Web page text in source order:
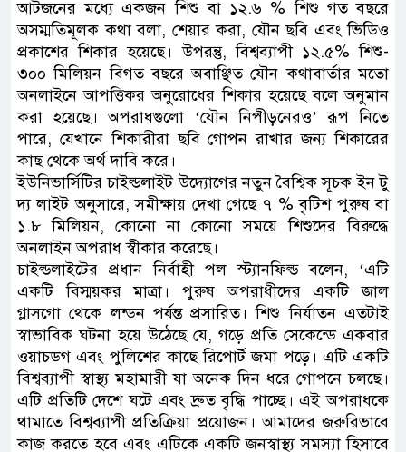
আটজনের মধ্যে একজন শিশু বা ১২.৬ % শিশু গত বছরে
অসম্মতিমূলক কথা বলা, শেয়ার করা, যৌন ছবি এবং ভিডিও
প্রকাশের শিকার হয়েছে। উপরন্তু, বিশ্বব্যাপী ১২.৫% শিশু-
৩০০ মিলিয়ন বিগত বছরে অবাঞ্ছিত যৌন কথাবার্তার মতো
অনলাইনে আপত্তিকর অনুরোধের শিকার হয়েছে বলে অনুমান
করা হয়েছে। অপরাধগুলো ‘যৌন নিপীড়নেরও’ রূপ নিতে
পারে, যেখানে শিকারীরা ছবি গোপন রাখার জন্য শিকারের
কাছ থেকে অর্থ দাবি করে।
ইউনিভার্সিটির চাইল্ডলাইট উদ্যোগের নতুন বৈশ্বিক সূচক ইন টু
দ্য লাইট অনুসারে, সমীক্ষায় দেখা গেছে ৭ % বৃটিশ পুরুষ বা
১.৮ মিলিয়ন, কোনো না কোনো সময়ে শিশুদের বিরুদ্ধে
অনলাইন অপরাধ স্বীকার করেছে।
চাইল্ডলাইটের প্রধান নির্বাহী পল স্ট্যানফিল্ড বলেন, ‘এটি
একটি বিস্ময়কর মাত্রা। পুরুষ অপরাধীদের একটি জাল
গ্লাসগো থেকে লন্ডন পর্যন্ত প্রসারিত। শিশু নির্যাতন এতটাই
স্বাভাবিক ঘটনা হয়ে উঠেছে যে, গড়ে প্রতি সেকেন্ডে একবার
ওয়াচডগ এবং পুলিশের কাছে রিপোর্ট জমা পড়ে। এটি একটি
বিশ্বব্যাপী স্বাস্থ্য মহামারী যা অনেক দিন ধরে গোপনে চলছে।
এটি প্রতিটি দেশে ঘটে এবং দ্রুত বৃদ্ধি পাচ্ছে। এই অপরাধকে
থামাতে বিশ্বব্যাপী প্রতিক্রিয়া প্রয়োজন। আমাদের জরুরিভাবে
কাজ করতে হবে এবং এটিকে একটি জনস্বাস্থ্য সমস্যা হিসাবে